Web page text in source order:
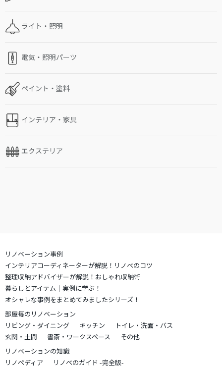
ライト・照明
電気・照明パーツ
ペイント・塗料
インテリア・家具
エクステリア
リノベーション事例
インテリアコーディネーターが解説！リノベのコツ
整理収納アドバイザーが解説！おしゃれ収納術
暮らしとアイテム｜実例に学ぶ！
オシャレな事例をまとめてみましたシリーズ！
部屋毎のリノベーション
リビング・ダイニング
キッチン
トイレ・洗面・バス
玄関・土間
書斎・ワークスペース
その他
リノベーションの知識
リノペディア
リノベのガイド -完全版-